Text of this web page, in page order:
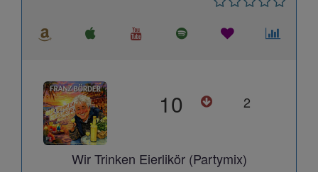
10 2
Wir Trinken Eierlikör (Partymix)